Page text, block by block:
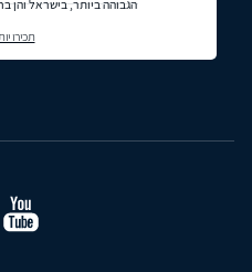
הגבוהה ביותר, בישראל והן
תכירו